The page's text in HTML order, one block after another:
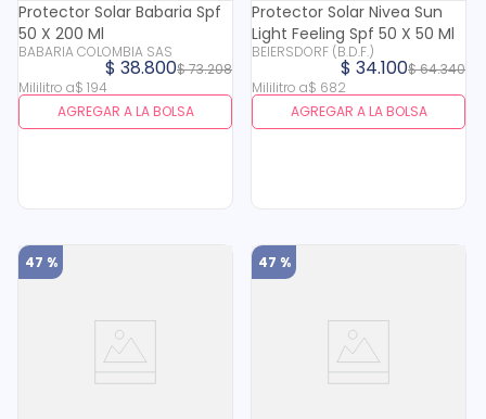
Protector Solar Babaria Spf
50 X 200 Ml
BABARIA COLOMBIA SAS
$73.208
$ 38.800
Mililitro a$ 194
AGREGAR A LA BOLSA
Protector Solar Nivea Sun
Light Feeling Spf 50 X 50 Ml
BEIERSDORF (B.D.F.)
$64.340
$ 34.100
Mililitro a$ 682
AGREGAR A LA BOLSA
47 % 47 %